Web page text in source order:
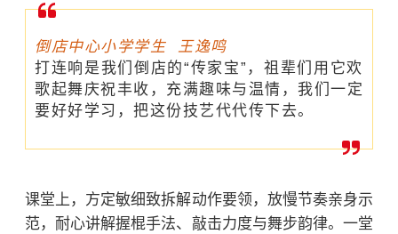
倒店中心小学学生 王逸鸣
打连响是我们倒店的“传家宝”，祖辈们用它欢
歌起舞庆祝丰收，充满趣味与温情，我们一定
要好好学习，把这份技艺代代传下去。
课堂上，方定敏细致拆解动作要领，放慢节奏亲身示
范，耐心讲解握棍手法、敲击力度与舞步韵律。一堂